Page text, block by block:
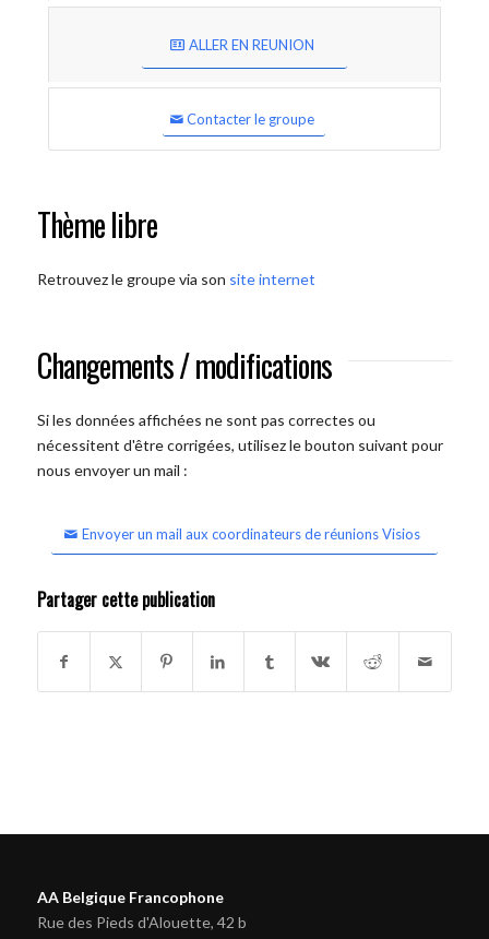
ALLER EN REUNION
Contacter le groupe
Thème libre
Retrouvez le groupe via son site internet
Changements / modifications
Si les données affichées ne sont pas correctes ou
nécessitent d'être corrigées, utilisez le bouton suivant pour
nous envoyer un mail :
Envoyer un mail aux coordinateurs de réunions Visios
Partager cette publication
AA Belgique Francophone
Rue des Pieds d'Alouette, 42 b